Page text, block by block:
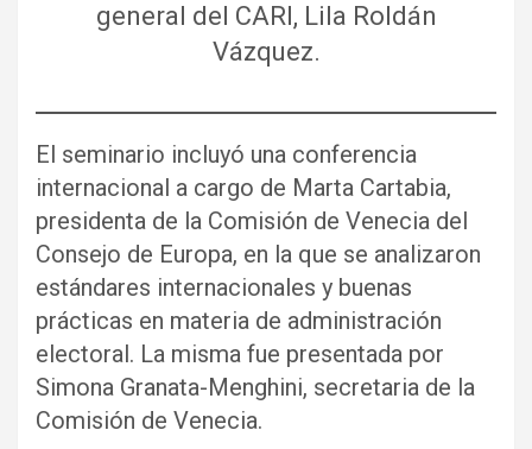
general del CARI, Lila Roldán
Vázquez.
El seminario incluyó una conferencia
internacional a cargo de Marta Cartabia,
presidenta de la Comisión de Venecia del
Consejo de Europa, en la que se analizaron
estándares internacionales y buenas
prácticas en materia de administración
electoral. La misma fue presentada por
Simona Granata-Menghini, secretaria de la
Comisión de Venecia.